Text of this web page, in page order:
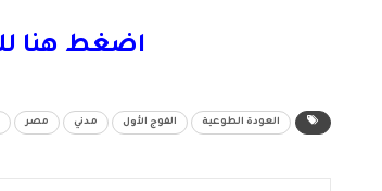
اضغط هنا
العودة الطوعية الفوج الأول مدني مصر